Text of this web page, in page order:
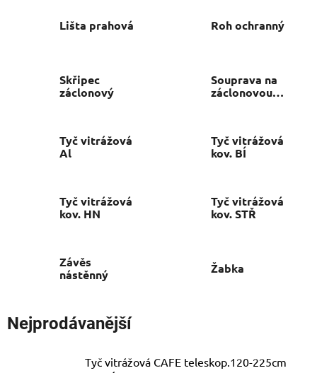
Lišta prahová Roh ochranný
Skřipec
záclonový
Souprava na
záclonovou
Tyč vitrážová
Al
Tyč vitrážová
kov. BÍ
Tyč vitrážová
kov. HN
Tyč vitrážová
kov. STŘ
Závěs
nástěnný
Žabka
Nejprodávanější
Tyč vitrážová CAFE teleskop.120-225cm